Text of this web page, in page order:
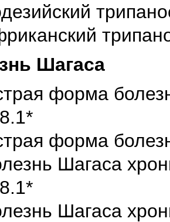
Шагаса
форма
форма
Шагаса
Шагаса